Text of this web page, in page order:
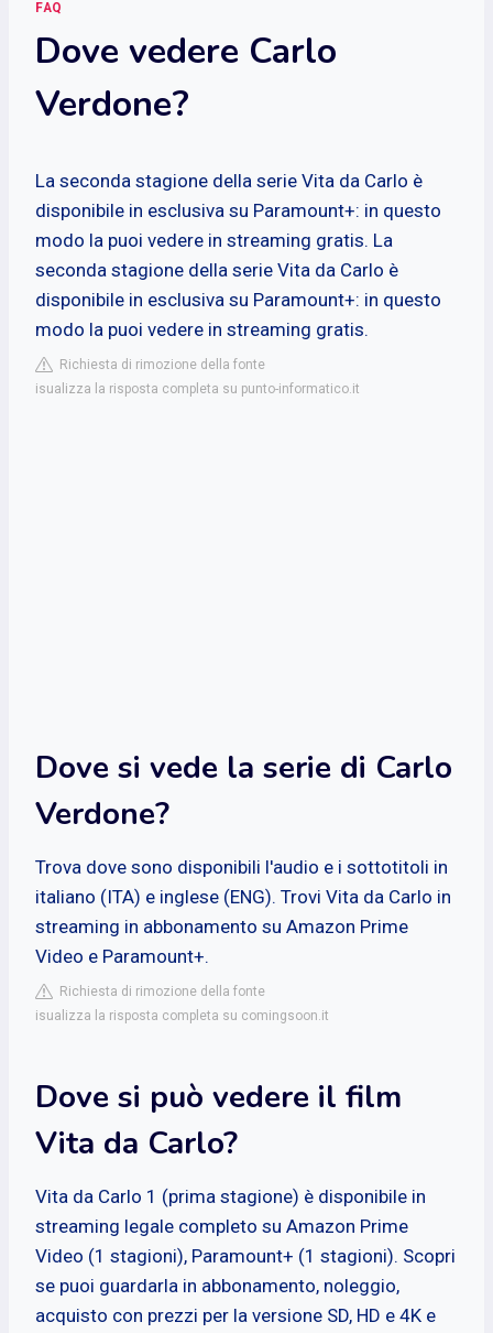
FAQ
Dove vedere Carlo
Verdone?
La seconda stagione della serie Vita da Carlo è
disponibile in esclusiva su Paramount+: in questo
modo la puoi vedere in streaming gratis. La
seconda stagione della serie Vita da Carlo è
disponibile in esclusiva su Paramount+: in questo
modo la puoi vedere in streaming gratis.
Richiesta di rimozione della fonte
isualizza la risposta completa su punto-informatico.it
Dove si vede la serie di Carlo
Verdone?
Trova dove sono disponibili l'audio e i sottotitoli in
italiano (ITA) e inglese (ENG). Trovi Vita da Carlo in
streaming in abbonamento su Amazon Prime
Video e Paramount+.
Richiesta di rimozione della fonte
isualizza la risposta completa su comingsoon.it
Dove si può vedere il film
Vita da Carlo?
Vita da Carlo 1 (prima stagione) è disponibile in
streaming legale completo su Amazon Prime
Video (1 stagioni), Paramount+ (1 stagioni). Scopri
se puoi guardarla in abbonamento, noleggio,
acquisto con prezzi per la versione SD, HD e 4K e